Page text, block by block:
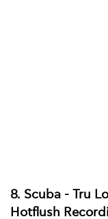
8. Scuba - Tru
Hotflush